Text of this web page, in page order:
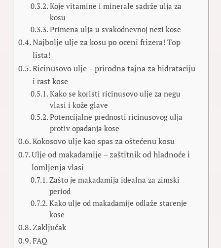
Koje vitamine i minerale sadrže ulja za
kosu
Primena ulja u svakodnevnoj nezi kose
Najbolje ulje za kosu po oceni frizera! Top
lista!
Ricinusovo ulje – prirodna tajna za hidrataciju
i rast kose
Kako se koristi ricinusovo ulje za negu
vlasi i kože glave
Potencijalne prednosti ricinusovog ulja
protiv opadanja kose
Kokosovo ulje kao spas za oštećenu kosu
Ulje od makadamije – zaštitnik od hladnoće i
lomljenja vlasi
Zašto je makadamija idealna za zimski
period
Kako ulje od makadamije odlaže starenje
kose
Zaključak
FAQ